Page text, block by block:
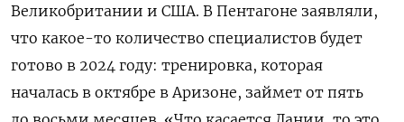
Великобритании и США. В Пентагоне заявляли,
что какое-то количество специалистов будет
готово в 2024 году: тренировка, которая
началась в октябре в Аризоне, займет от пять